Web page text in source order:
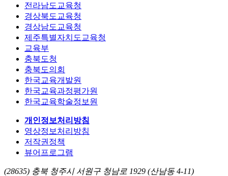
전라남도교육청
경상북도교육청
경상남도교육청
제주특별자치도교육청
교육부
충북도청
충북도의회
한국교육개발원
한국교육과정평가원
한국교육학술정보원
개인정보처리방침
영상정보처리방침
저작권정책
뷰어프로그램
(28635) 충북 청주시 서원구 청남로 1929 (산남동 4-11)